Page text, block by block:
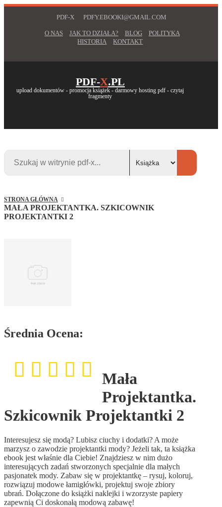
PDF-X PDFY.EBOOKI@GMAIL.COM
O NAS JAK TO DZIAŁA? BLOG
POLITYKA
HISTORIA
KONTAKT
PDF-X.PL
upload dokumentów - promocja książek - darmowy hosting pdf - czytaj
fragmenty
STRONA GŁÓWNA
MAŁA PROJEKTANTKA. SZKICOWNIK
PROJEKTANTKI 2
Średnia Ocena:
Mała
Projektantka.
Szkicownik Projektantki 2
Interesujesz się modą? Lubisz ciuchy i dodatki? A może
marzysz o zawodzie projektantki mody? Jeżeli tak, ta książka
ebook jest właśnie dla Ciebie! Znajdziesz w nim dużo
interesujących zadań stworzonych specjalnie dla małych
pasjonatek mody. Zabaw się w projektantkę – rysuj, koloruj,
rozwiązuj modowe łamigłówki, projektuj swoje zbiory
ubrań. Dołączone do książki naklejki i wzorzyste papiery
zapewnią Ci doskonałą modową zabawę!